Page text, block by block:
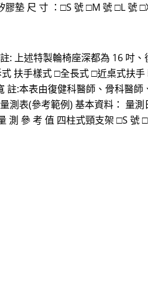
墊 尺 寸 ：□S 號 □M 號 □L 號
上述特製輪椅座深都為 16 吋
扶手樣式 □全長式 □近桌式扶
:本表由復健科醫師、骨科醫師
表(參考範例) 基本資料： 量
參 考 值 四柱式頸支架 □S 號